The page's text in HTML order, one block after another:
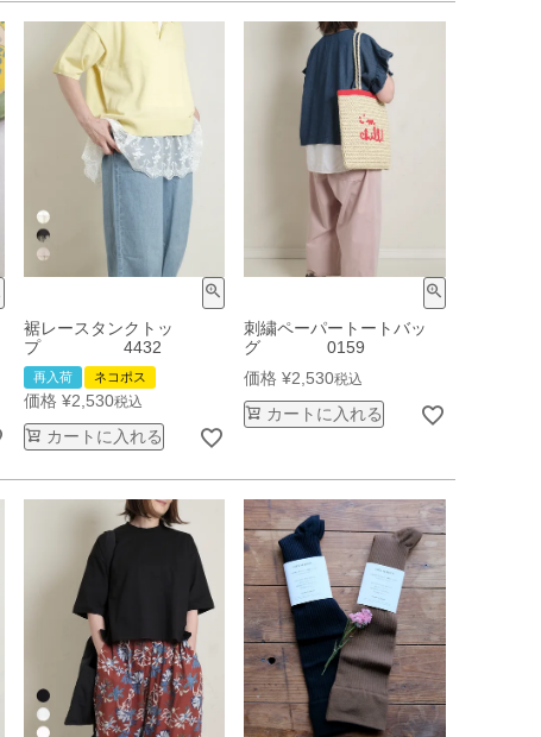
裾レースタンクトッ
プ 4432
再入荷 ネコポス
価格 ¥2,530税込
カートに入れる
刺繍ペーパートートバッ
グ 0159
価格 ¥2,530税込
カートに入れる